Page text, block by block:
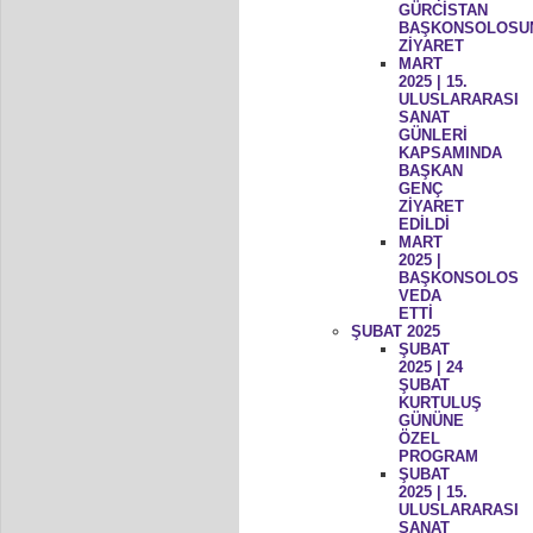
GÜRCİSTAN
ZİYARET
MART
2025 | 15.
ULUSLARARASI
SANAT
GÜNLERİ
KAPSAMINDA
BAŞKAN
GENÇ
ZİYARET
EDİLDİ
MART
2025 |
BAŞKONSOLOS
VEDA
ETTİ
ŞUBAT 2025
ŞUBAT
2025 | 24
ŞUBAT
KURTULUŞ
GÜNÜNE
ÖZEL
PROGRAM
ŞUBAT
2025 | 15.
ULUSLARARASI
SANAT